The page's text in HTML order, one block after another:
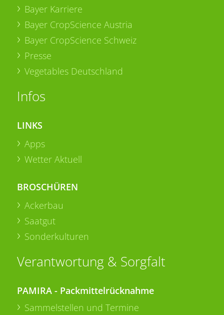
Bayer Karriere
Bayer CropScience Austria
Bayer CropScience Schweiz
Presse
Vegetables Deutschland
Infos
LINKS
Apps
Wetter Aktuell
BROSCHÜREN
Ackerbau
Saatgut
Sonderkulturen
Verantwortung & Sorgfalt
PAMIRA - Packmittelrücknahme
Sammelstellen und Termine